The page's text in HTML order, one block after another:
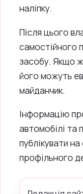
наліпку.
Після цього
самостійного
засобу. Якщо
його можуть
майданчик.
Інформацію
автомобілі та
публікувати на
профільного